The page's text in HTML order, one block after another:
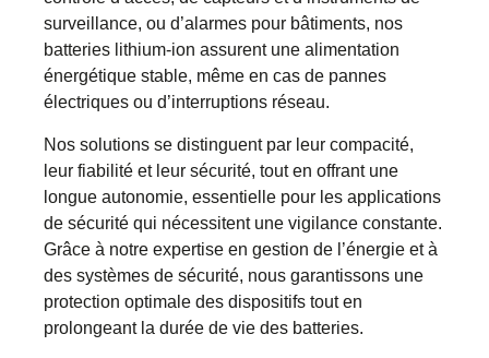
surveillance, ou d’alarmes pour bâtiments, nos
batteries lithium-ion assurent une alimentation
énergétique stable, même en cas de pannes
électriques ou d’interruptions réseau.
Nos solutions se distinguent par leur compacité,
leur fiabilité et leur sécurité, tout en offrant une
longue autonomie, essentielle pour les applications
de sécurité qui nécessitent une vigilance constante.
Grâce à notre expertise en gestion de l’énergie et à
des systèmes de sécurité, nous garantissons une
protection optimale des dispositifs tout en
prolongeant la durée de vie des batteries.